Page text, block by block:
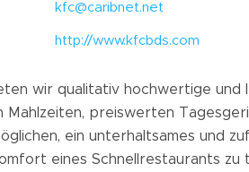
kfc@caribnet.net
http://www.kfcbds.com
wir qualitativ hochwertige
Mahlzeiten, preiswerten
ein unterhaltsames und
eines Schnellrestaurants zu